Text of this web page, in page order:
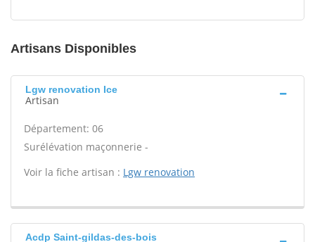
Artisans Disponibles
Lgw renovation Ice
Artisan
Département: 06
Surélévation maçonnerie -
Voir la fiche artisan : Lgw renovation
Acdp Saint-gildas-des-bois